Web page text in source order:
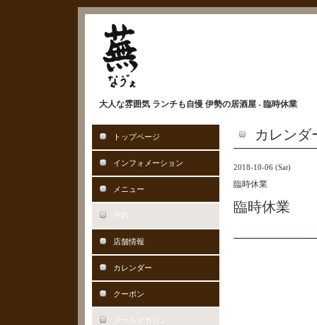
大人な雰囲気 ランチも自慢 伊勢の居酒屋 - 臨時休業
カレンダ
2018-10-06 (Sat)
臨時休業
臨時休業
トップページ
インフォメーション
メニュー
予約
店舗情報
カレンダー
クーポン
メールマガジン